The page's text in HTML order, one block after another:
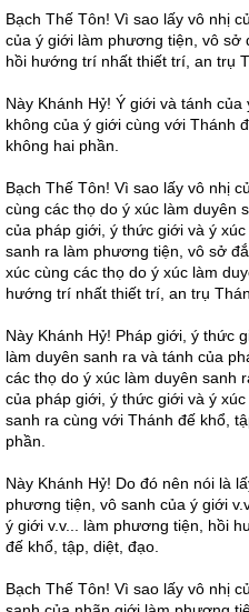
Bạch Thế Tôn! Vì sao lấy vô nhị
của ý giới làm phương tiện, vô sở
hồi hướng trí nhất thiết trí, an trụ
Này Khánh Hỷ! Ý giới và tánh
không của ý giới cùng với Thánh
không hai phần.
Bạch Thế Tôn! Vì sao lấy vô nhị
cùng các thọ do ý xúc làm duyên
của pháp giới, ý thức giới và ý
sanh ra làm phương tiện, vô sở
xúc cùng các thọ do ý xúc làm
hướng trí nhất thiết trí, an trụ
Này Khánh Hỷ! Pháp giới, ý thức
làm duyên sanh ra và tánh của
các thọ do ý xúc làm duyên sanh
của pháp giới, ý thức giới và ý
sanh ra cùng với Thánh đế khổ,
phần.
Này Khánh Hỷ! Do đó nên nói là
phương tiện, vô sanh của ý giới
ý giới v.v... làm phương tiện, hồi
đế khổ, tập, diệt, đạo.
Bạch Thế Tôn! Vì sao lấy vô nhị